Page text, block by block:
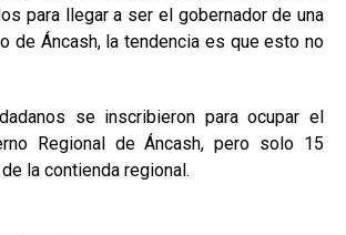
para llegar a ser el gobernador de una
de Áncash, la tendencia es que esto no
se inscribieron para ocupar el
Regional de Áncash, pero solo 15
la contienda regional.